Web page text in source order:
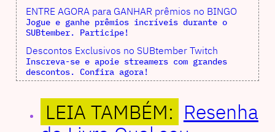
ENTRE AGORA para GANHAR prêmios no BINGO
Jogue e ganhe prêmios incríveis durante o
SUBtember. Participe!
Descontos Exclusivos no SUBtember Twitch
Inscreva-se e apoie streamers com grandes
descontos. Confira agora!
LEIA TAMBÉM: Resenha